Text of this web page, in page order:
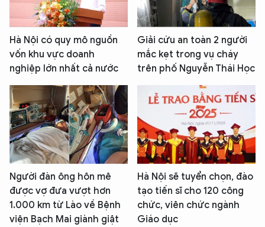
Hà Nội có quy mô nguồn
vốn khu vực doanh
nghiệp lớn nhất cả nước
Giải cứu an toàn 2 người
mắc kẹt trong vụ cháy
trên phố Nguyễn Thái Học
Người đàn ông hôn mê
được vợ đưa vượt hơn
1.000 km từ Lào về Bệnh
viện Bạch Mai giành giật
Hà Nội sẽ tuyển chọn, đào
tạo tiến sĩ cho 120 công
chức, viên chức ngành
Giáo dục